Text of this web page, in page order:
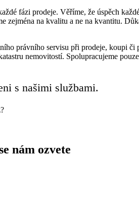
fázi prodeje. Věříme, že úspěch
na kvalitu a ne na kvantitu.
právního servisu při prodeje, koupi
nemovitostí. Spolupracujeme
s našimi službami.
nám ozvete